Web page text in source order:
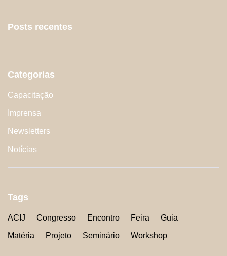
Posts recentes
Categorias
Capacitação
Imprensa
Newsletters
Notícias
Tags
ACIJ Congresso Encontro Feira Guia
Matéria Projeto Seminário Workshop